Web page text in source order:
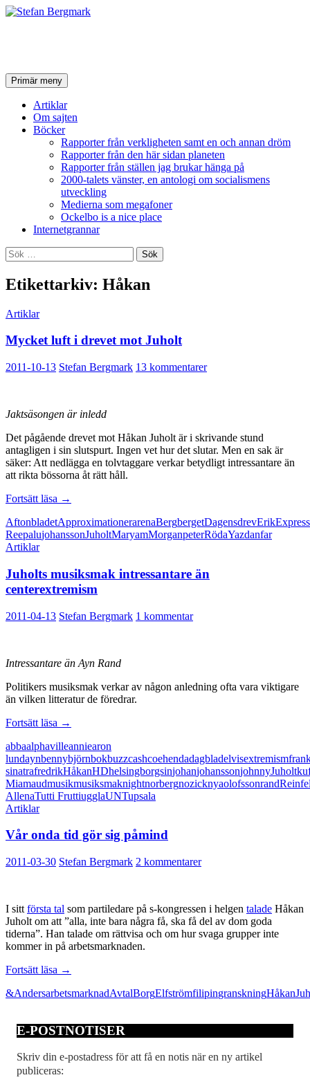
SökPrimär meny Hoppa
till
innehåll
Artiklar
Om sajten
Böcker
Rapporter från verkligheten samt en och annan dröm
Rapporter från den här sidan planeten
Rapporter från ställen jag brukar hänga på
2000-talets vänster, en antologi om socialismens
utveckling
Medierna som megafoner
Ockelbo is a nice place
Internetgrannar
Sök
efter:
Etikettarkiv: Håkan
Artiklar
Mycket luft i drevet mot Juholt
2011-10-13 Stefan Bergmark 13 kommentarer
Jaktsäsongen är inledd
Det pågående drevet mot Håkan Juholt är i skrivande stund
antagligen i sin slutspurt. Ingen vet hur det slutar. Men en sak är
säker: Att nedlägga en tolvtaggare verkar betydligt intressantare än
att rikta bössorna åt rätt håll.
Fortsätt läsa Mycket
i
drevet
→
AftonbladetApproximationerarenaBergbergetDagensdrevErik
ReepalujohanssonJuholtMaryamMorganpeterRödaYazdanfar
Artiklar
Juholts musiksmak intressantare än
centerextremism
2011-04-13 Stefan Bergmark 1 kommentar
Intressantare än Ayn Rand
Politikers musiksmak verkar av någon anledning ofta vara viktigare
än vilken litteratur de föredrar.
Fortsätt läsa Juholts
intressantare
än
centerextremism
→
abbaalphavilleanniearon
lundaynbennybjörnbokbuzzcashcoehendadagbladelvisextremism
sinatrafredrikHåkanHDhelsingborgsinjohanjohanssonjohnnyJuholt
Miamaudmusikmusiksmaknightnorbergnozicknyaolofssonrand
AllenaTutti FruttiugglaUNTupsala
Artiklar
Vår onda tid gör sig påmind
2011-03-30 Stefan Bergmark 2 kommentarer
I sitt första tal som partiledare på s-kongressen i helgen talade Håkan
Juholt om att ”alla, inte bara några få, ska få del av dom goda
tiderna”. Han talade om rättvisa och om hur svaga grupper inte
kommer in på arbetsmarknaden.
Fortsätt läsa Vår
tid
påmind
→
&AndersarbetsmarknadAvtalBorgElfströmfilipingranskningHåkan
E-POSTNOTISER
Skriv din e-postadress för att få en notis när en ny artikel
publiceras: